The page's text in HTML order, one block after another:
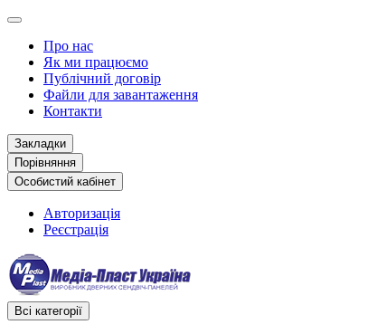
Про нас
Як ми працюємо
Публічний договір
Файли для завантаження
Контакти
Закладки
Порівняння
Особистий кабінет
Авторизація
Реєстрація
Всі категорії